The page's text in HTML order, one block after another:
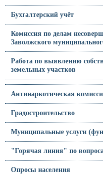
Бухгалтерский учёт
Комиссия по делам
Заволжского
Работа по выявлению
земельных участков
Антинаркотическая
Градостроительство
Муниципальные услуги
"Горячая линия" по
Опросы населения